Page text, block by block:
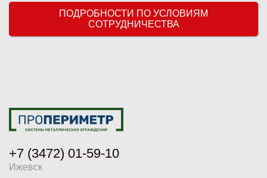
ПОДРОБНОСТИ ПО УСЛОВИЯМ
СОТРУДНИЧЕСТВА
+7 (3472) 01-59-10
Ижевск